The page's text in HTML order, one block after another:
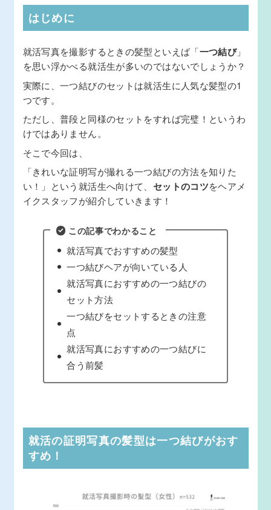
はじめに
就活写真を撮影するときの髪型といえば「一つ結び」
を思い浮かべる就活生が多いのではないでしょうか？
実際に、一つ結びのセットは就活生に人気な髪型の1
つです。
ただし、普段と同様のセットをすれば完璧！というわ
けではありません。
そこで今回は、
「きれいな証明写が撮れる一つ結びの方法を知りた
い！」という就活生へ向けて、 セットのコツをヘアメ
イクスタッフが紹介していきます！
この記事でわかること
就活写真でおすすめの髪型
一つ結びヘアが向いている人
就活写真におすすめの一つ結びの
セット方法
一つ結びをセットするときの注意
点
就活写真におすすめの一つ結びに
合う前髪
就活の証明写真の髪型は一つ結びがおす
すめ！